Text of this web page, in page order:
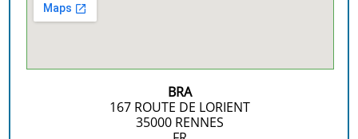
BRA
167 ROUTE DE LORIENT
35000 RENNES